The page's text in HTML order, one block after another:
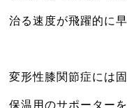
治る速度が飛躍的に
変形性膝関節症には
保温用のサポーター